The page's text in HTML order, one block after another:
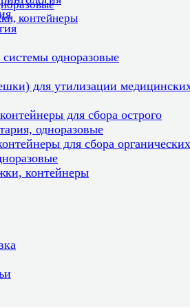
контейнеры
одноразовые
для утилизации
для сбора острого
одноразовые
для сбора органических
контейнеры